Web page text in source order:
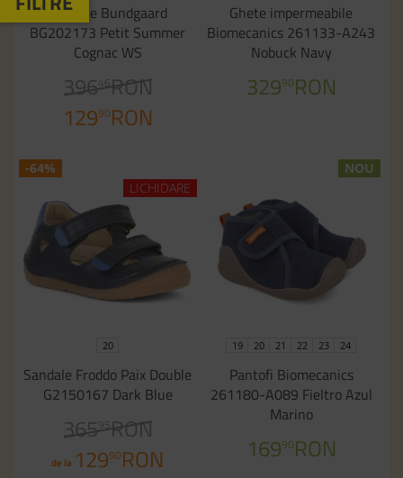
Sandale Bundgaard
BG202173 Petit Summer
Cognac WS
396 46
RON
12990RON
Ghete impermeabile
Biomecanics 261133-A243
Nobuck Navy
32990RON
-64%
LICHIDARE
20
Sandale Froddo Paix Double
G2150167 Dark Blue
365 95RON
de la 12990RON
NOU
19 20 21 22 23 24
Pantofi Biomecanics
261180-A089 Fieltro Azul
Marino
16990RON